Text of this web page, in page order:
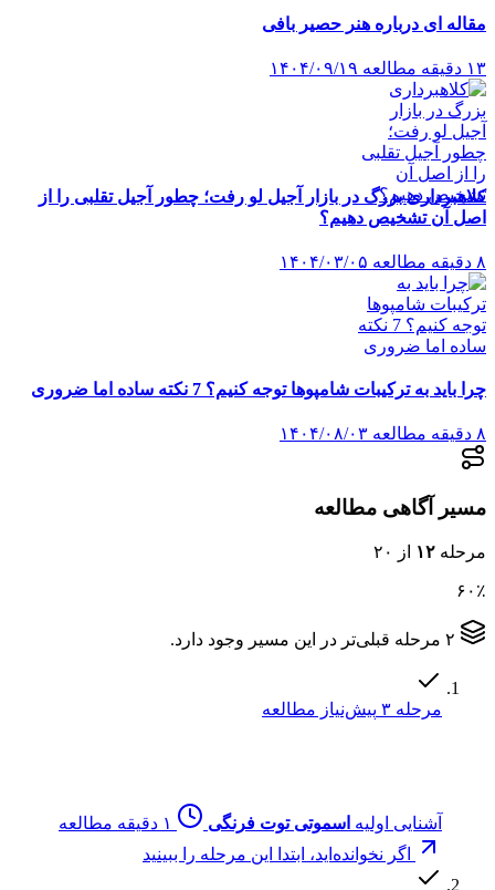
مقاله ای درباره هنر حصیر بافی
۱۳ دقیقه مطالعه ۱۴۰۴/۰۹/۱۹
کلاهبرداری بزرگ در بازار آجیل لو رفت؛ چطور آجیل تقلبی را از
اصل آن تشخیص دهیم؟
۸ دقیقه مطالعه ۱۴۰۴/۰۳/۰۵
چرا باید به ترکیبات شامپوها توجه کنیم؟ 7 نکته ساده اما ضروری
۸ دقیقه مطالعه ۱۴۰۴/۰۸/۰۳
مسیر آگاهی مطالعه
مرحله ۱۲ از ۲۰
۶۰٪
۲ مرحله قبلی‌تر در این مسیر وجود دارد.
مرحله ۳ پیش‌نیاز مطالعه
آشنایی اولیه اسموتی توت فرنگی
اگر نخوانده‌اید، ابتدا این مرحله را ببینید